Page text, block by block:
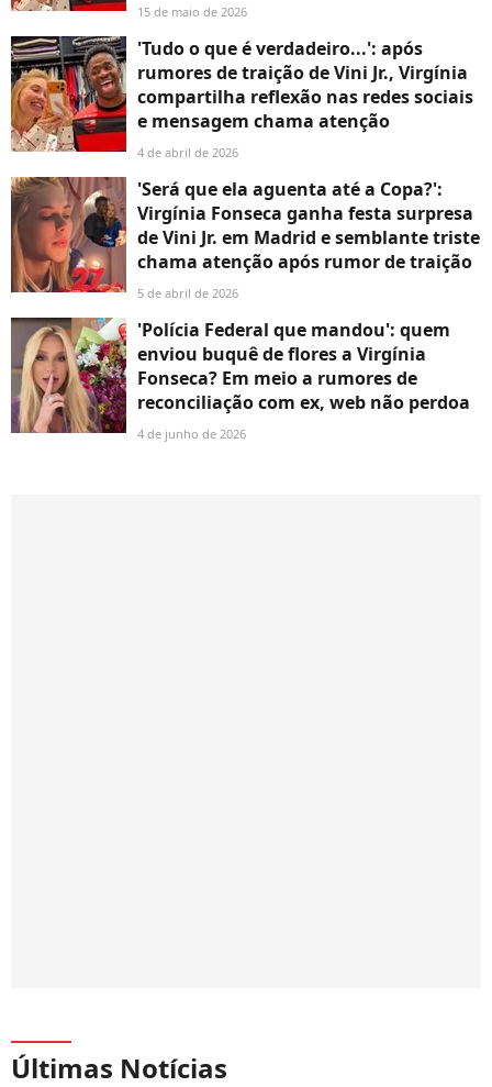
15 de maio de 2026
'Tudo o que é verdadeiro...': após
rumores de traição de Vini Jr., Virgínia
compartilha reflexão nas redes sociais
e mensagem chama atenção
4 de abril de 2026
'Será que ela aguenta até a Copa?':
Virgínia Fonseca ganha festa surpresa
de Vini Jr. em Madrid e semblante triste
chama atenção após rumor de traição
5 de abril de 2026
'Polícia Federal que mandou': quem
enviou buquê de flores a Virgínia
Fonseca? Em meio a rumores de
reconciliação com ex, web não perdoa
4 de junho de 2026
Últimas Notícias